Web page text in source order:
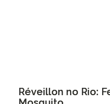
Réveillon no Rio: